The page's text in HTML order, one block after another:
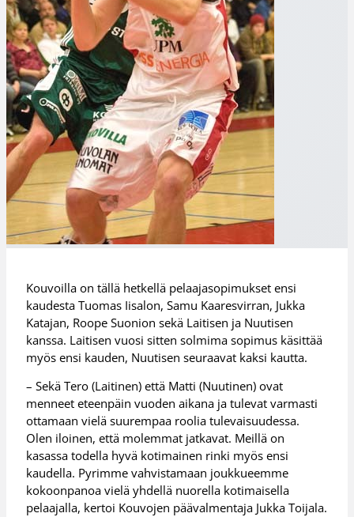
Kouvoilla on tällä hetkellä pelaajasopimukset ensi
kaudesta Tuomas Iisalon, Samu Kaaresvirran, Jukka
Katajan, Roope Suonion sekä Laitisen ja Nuutisen
kanssa. Laitisen vuosi sitten solmima sopimus käsittää
myös ensi kauden, Nuutisen seuraavat kaksi kautta.
– Sekä Tero (Laitinen) että Matti (Nuutinen) ovat
menneet eteenpäin vuoden aikana ja tulevat varmasti
ottamaan vielä suurempaa roolia tulevaisuudessa.
Olen iloinen, että molemmat jatkavat. Meillä on
kasassa todella hyvä kotimainen rinki myös ensi
kaudella. Pyrimme vahvistamaan joukkueemme
kokoonpanoa vielä yhdellä nuorella kotimaisella
pelaajalla, kertoi Kouvojen päävalmentaja Jukka Toijala.